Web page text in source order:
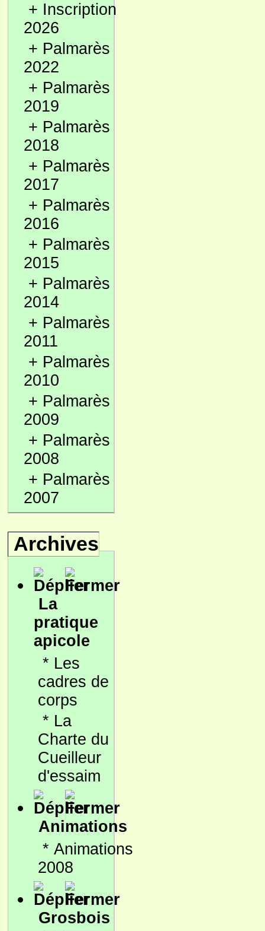
+ Inscription
2026
+ Palmarès
2022
+ Palmarès
2019
+ Palmarès
2018
+ Palmarès
2017
+ Palmarès
2016
+ Palmarès
2015
+ Palmarès
2014
+ Palmarès
2011
+ Palmarès
2010
+ Palmarès
2009
+ Palmarès
2008
+ Palmarès
2007
Archives
La
pratique
apicole
* Les
cadres de
corps
* La
Charte du
Cueilleur
d'essaim
Animations
* Animations
2008
Grosbois